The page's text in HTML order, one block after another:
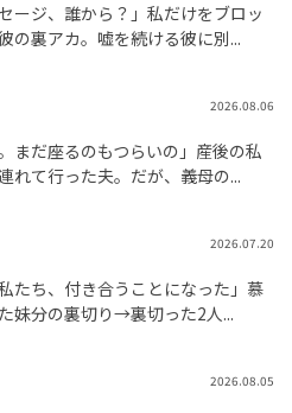
ージ、誰から？」私だけをブロッ
の裏アカ。嘘を続ける彼に別...
2026.08.06
まだ座るのもつらいの」産後の私
れて行った夫。だが、義母の...
2026.07.20
私たち、付き合うことになった」慕
妹分の裏切り→裏切った2人...
2026.08.05